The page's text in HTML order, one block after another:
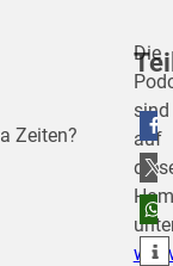
Zeiten?
Die
sind
auf
teilen
teilen
teilen